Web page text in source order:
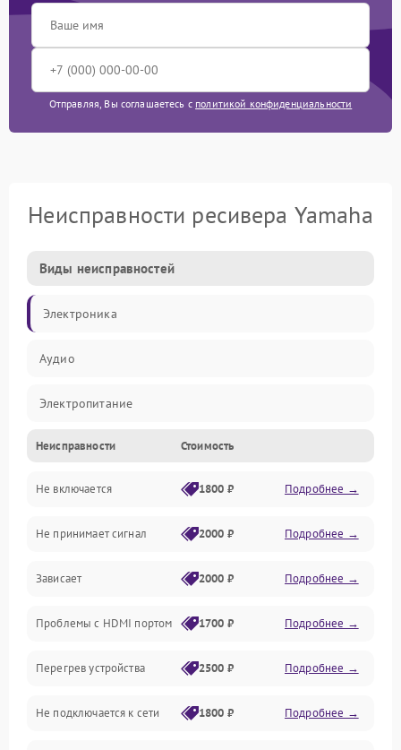
Отправляя, Вы соглашаетесь с политикой конфиденциальности
Неисправности ресивера Yamaha
Виды неисправностей
Электроника
Аудио
Электропитание
Интерфейсы
Программное обеспечение
ПО
Оптика
Механические повреждения
Управление
Неисправности Стоимость
Не включается 1800 ₽ Подробнее →
Не принимает сигнал 2000 ₽ Подробнее →
Зависает 2000 ₽ Подробнее →
Проблемы с HDMI портом 1700 ₽ Подробнее →
Перегрев устройства 2500 ₽ Подробнее →
Не подключается к сети 1800 ₽ Подробнее →